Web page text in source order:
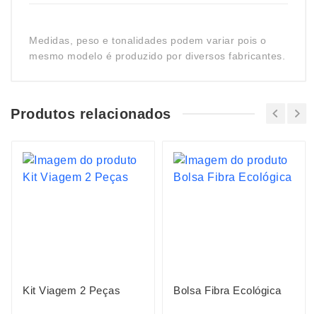
Medidas, peso e tonalidades podem variar pois o
mesmo modelo é produzido por diversos fabricantes.
Produtos relacionados
Kit Viagem 2 Peças Bolsa Fibra Ecológica